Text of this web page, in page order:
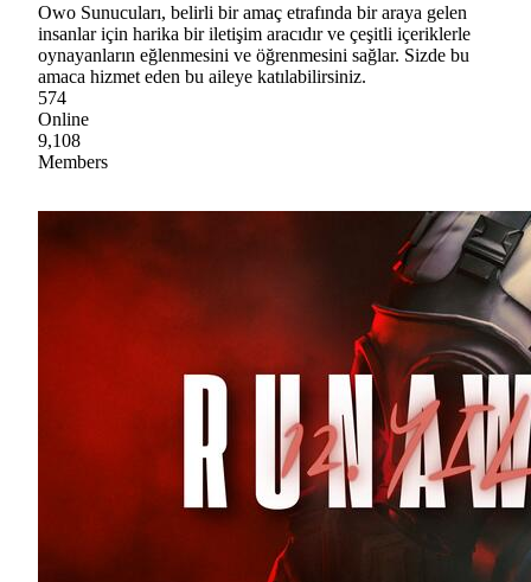
Owo Sunucuları, belirli bir amaç etrafında bir araya gelen
insanlar için harika bir iletişim aracıdır ve çeşitli içeriklerle
oynayanların eğlenmesini ve öğrenmesini sağlar. Sizde bu
amaca hizmet eden bu aileye katılabilirsiniz.
574
Online
9,108
Members